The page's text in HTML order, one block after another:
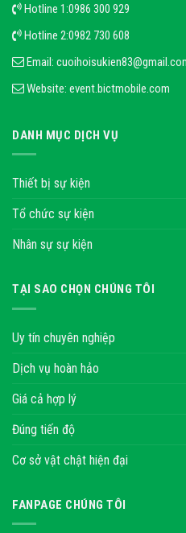
Hotline 1:0986 300 929
Hotline 2:0982 730 608
Email:
Website: event.bictmobile.com
DANH MỤC DỊCH VỤ
Thiết bị sự kiện
Tổ chức sự kiện
Nhân sự sự kiện
TẠI SAO CHỌN CHÚNG TÔI
Uy tín chuyên nghiệp
Dịch vụ hoàn hảo
Giá cả hợp lý
Đúng tiến độ
Cơ sở vật chật hiện đại
FANPAGE CHÚNG TÔI